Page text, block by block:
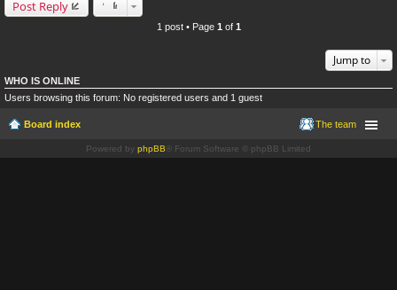
Post Reply
1 post • Page 1 of 1
Jump to
WHO IS ONLINE
Users browsing this forum: No registered users and 1 guest
Board index The team
Powered by phpBB ® Forum Software © phpBB Limited